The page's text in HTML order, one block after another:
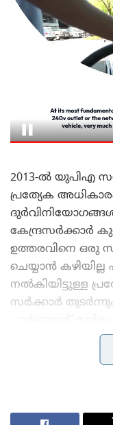
2013-ൽ യുപിഎ
പ്രത്യേക
കേന്ദ്രസർക്കാർ
ഉത്തരവിനെ ഒരു
ചെയ്യാൻ
നൽകിയിട്ടുള്ള
സർക്കാർ
കെട്ടിടങ്ങളും